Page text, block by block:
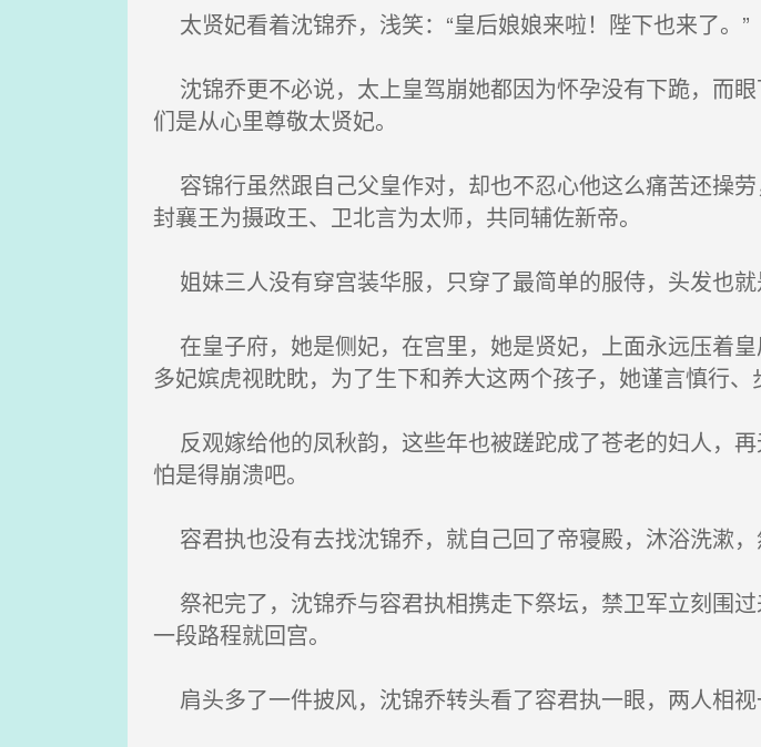
太贤妃看着沈锦乔，浅笑：“皇后娘娘来啦！陛下也来了。”
沈锦乔更不必说，太上皇驾崩她都因为怀孕没有下跪，而
们是从心里尊敬太贤妃。
容锦行虽然跟自己父皇作对，却也不忍心他这么痛苦还操
封襄王为摄政王、卫北言为太师，共同辅佐新帝。
姐妹三人没有穿宫装华服，只穿了最简单的服侍，头发也就
在皇子府，她是侧妃，在宫里，她是贤妃，上面永远压着
多妃嫔虎视眈眈，为了生下和养大这两个孩子，她谨言慎行
反观嫁给他的凤秋韵，这些年也被蹉跎成了苍老的妇人，
怕是得崩溃吧。
容君执也没有去找沈锦乔，就自己回了帝寝殿，沐浴洗漱，
祭祀完了，沈锦乔与容君执相携走下祭坛，禁卫军立刻围
一段路程就回宫。
肩头多了一件披风，沈锦乔转头看了容君执一眼，两人相视